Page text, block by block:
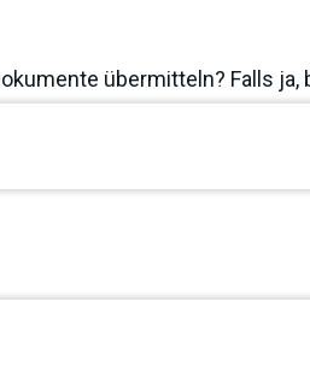
übermitteln? Falls ja,